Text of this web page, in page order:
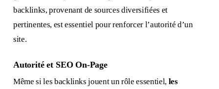
backlinks, provenant de sources diversifiées et
pertinentes, est essentiel pour renforcer l’autorité d’un
site.
Autorité et SEO On-Page
Même si les backlinks jouent un rôle essentiel, les